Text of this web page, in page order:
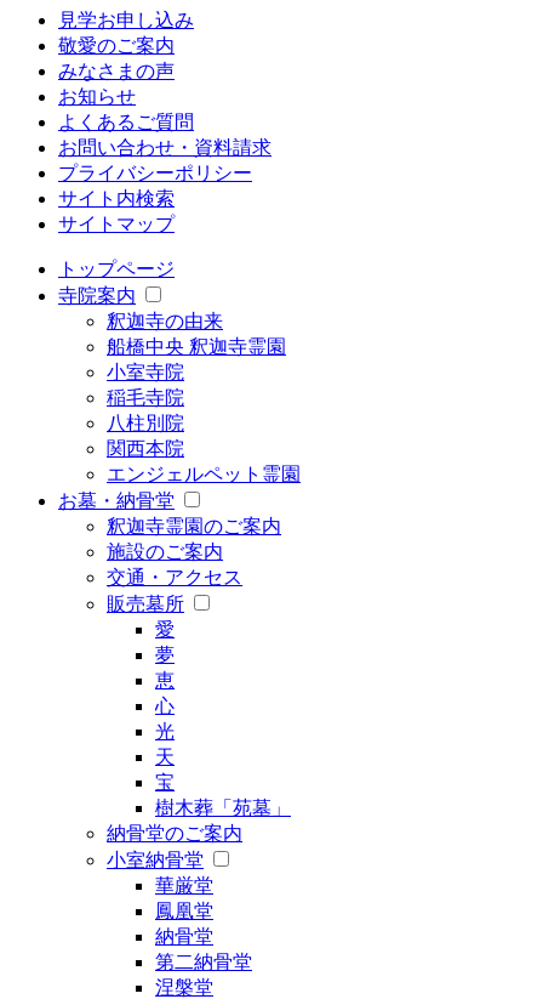
見学お申し込み
敬愛のご案内
みなさまの声
お知らせ
よくあるご質問
お問い合わせ・資料請求
プライバシーポリシー
サイト内検索
サイトマップ
トップページ
寺院案内
釈迦寺の由来
船橋中央 釈迦寺霊園
小室寺院
稲毛寺院
八柱別院
関西本院
エンジェルペット霊園
お墓・納骨堂
釈迦寺霊園のご案内
施設のご案内
交通・アクセス
販売墓所
愛
夢
恵
心
光
天
宝
樹木葬「苑墓」
納骨堂のご案内
小室納骨堂
華厳堂
鳳凰堂
納骨堂
第二納骨堂
涅槃堂